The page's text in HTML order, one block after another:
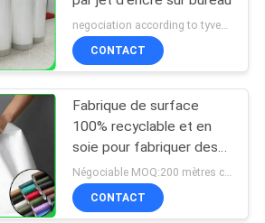
CONTACT
Fabrique de surface
100% recyclable et en
soie pour fabriquer des
vêtements ou des sacs
CONTACT